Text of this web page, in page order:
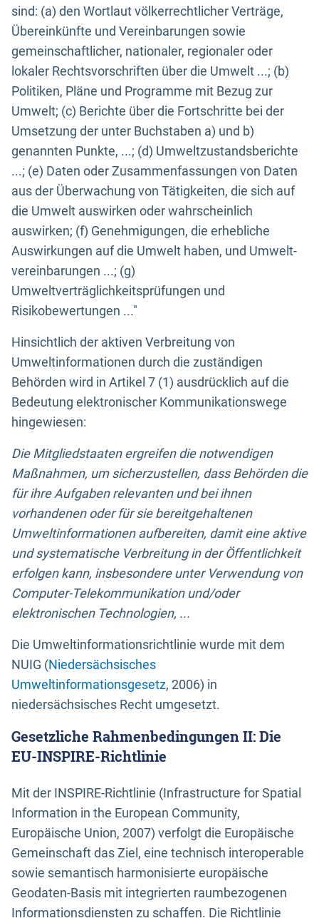
sind: (a) den Wortlaut völkerrechtlicher Verträge,
Übereinkünfte und Vereinbarungen sowie
gemeinschaftlicher, nationaler, regionaler oder
lokaler Rechtsvorschriften über die Umwelt ...; (b)
Politiken, Pläne und Programme mit Bezug zur
Umwelt; (c) Berichte über die Fortschritte bei der
Umsetzung der unter Buchstaben a) und b)
genannten Punkte, ...; (d) Umweltzustandsberichte
...; (e) Daten oder Zusammenfassungen von Daten
aus der Überwachung von Tätigkeiten, die sich auf
die Umwelt auswirken oder wahrscheinlich
auswirken; (f) Genehmigungen, die erhebliche
Auswirkungen auf die Umwelt haben, und Umwelt-
vereinbarungen ...; (g)
Umweltverträglichkeitsprüfungen und
Risikobewertungen ..."
Hinsichtlich der aktiven Verbreitung von
Umweltinformationen durch die zuständigen
Behörden wird in Artikel 7 (1) ausdrücklich auf die
Bedeutung elektronischer Kommunikationswege
hingewiesen:
Die Mitgliedstaaten ergreifen die notwendigen
Maßnahmen, um sicherzustellen, dass Behörden die
für ihre Aufgaben relevanten und bei ihnen
vorhandenen oder für sie bereitgehaltenen
Umweltinformationen aufbereiten, damit eine aktive
und systematische Verbreitung in der Öffentlichkeit
erfolgen kann, insbesondere unter Verwendung von
Computer-Telekommunikation und/oder
elektronischen Technologien, ...
Die Umweltinformationsrichtlinie wurde mit dem
NUIG (Niedersächsisches
Umweltinformationsgesetz, 2006) in
niedersächsisches Recht umgesetzt.
Gesetzliche Rahmenbedingungen II: Die
EU-INSPIRE-Richtlinie
Mit der INSPIRE-Richtlinie (Infrastructure for Spatial
Information in the European Community,
Europäische Union, 2007) verfolgt die Europäische
Gemeinschaft das Ziel, eine technisch interoperable
sowie semantisch harmonisierte europäische
Geodaten-Basis mit integrierten raumbezogenen
Informationsdiensten zu schaffen. Die Richtlinie